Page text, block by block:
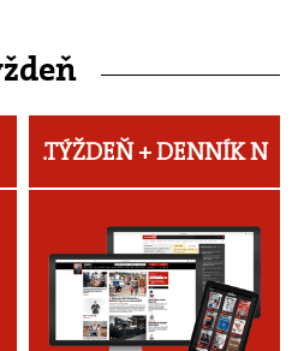
.TÝŽDEŇ +DENNÍK N